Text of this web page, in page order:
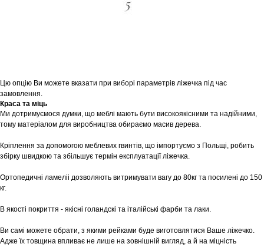
Цю опцію Ви можете вказати при виборі параметрів ліжечка під час
замовлення.
Краса та міць
Ми дотримуємося думки, що меблі мають бути високоякісними та надійними,
тому матеріалом для виробництва обираємо масив дерева.
Кріплення за допомогою меблевих гвинтів, що імпортуємо з Польщі, робить
збірку швидкою та збільшує термін експлуатації ліжечка.
Ортопедичні ламеліі дозволяють витримувати вагу до 80кг та посилені до 150
кг.
В якості покриття - якісні голандскі та італійські фарби та лаки.
Ви самі можете обрати, з якими рейками буде виготовлятися Ваше ліжечко.
Адже їх товщина впливає не лише на зовнішній вигляд, а й на міцність